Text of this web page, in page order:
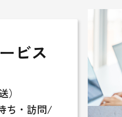
ビス
ち・訪問/